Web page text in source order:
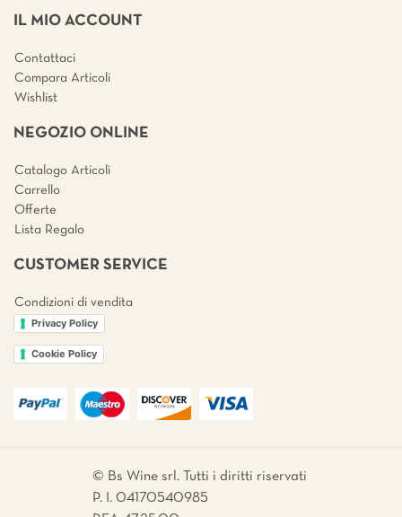
IL MIO ACCOUNT
Contattaci
Compara Articoli
Wishlist
NEGOZIO ONLINE
Catalogo Articoli
Carrello
Offerte
Lista Regalo
CUSTOMER SERVICE
Condizioni di vendita
Privacy Policy
Cookie Policy
© Bs Wine srl. Tutti i diritti riservati
P. I. 04170540985